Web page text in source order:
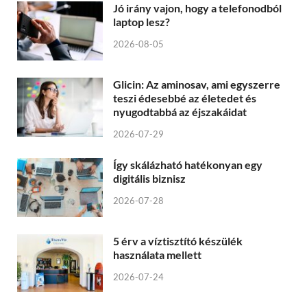
Jó irány vajon, hogy a telefonodból
laptop lesz?
2026-08-05
Glicin: Az aminosav, ami egyszerre
teszi édesebbé az életedet és
nyugodtabbá az éjszakáidat
2026-07-29
Így skálázható hatékonyan egy
digitális biznisz
2026-07-28
5 érv a víztisztító készülék
használata mellett
2026-07-24